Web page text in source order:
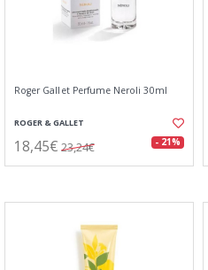
Roger Gallet Perfume Neroli 30ml
ROGER & GALLET
18,45€ 23,24€ - 21%